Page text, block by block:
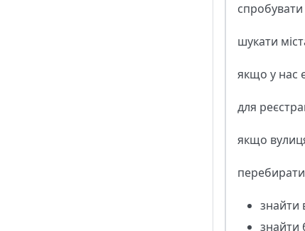
спробувати
шукати
якщо у нас
для
якщо
знайти
знайти